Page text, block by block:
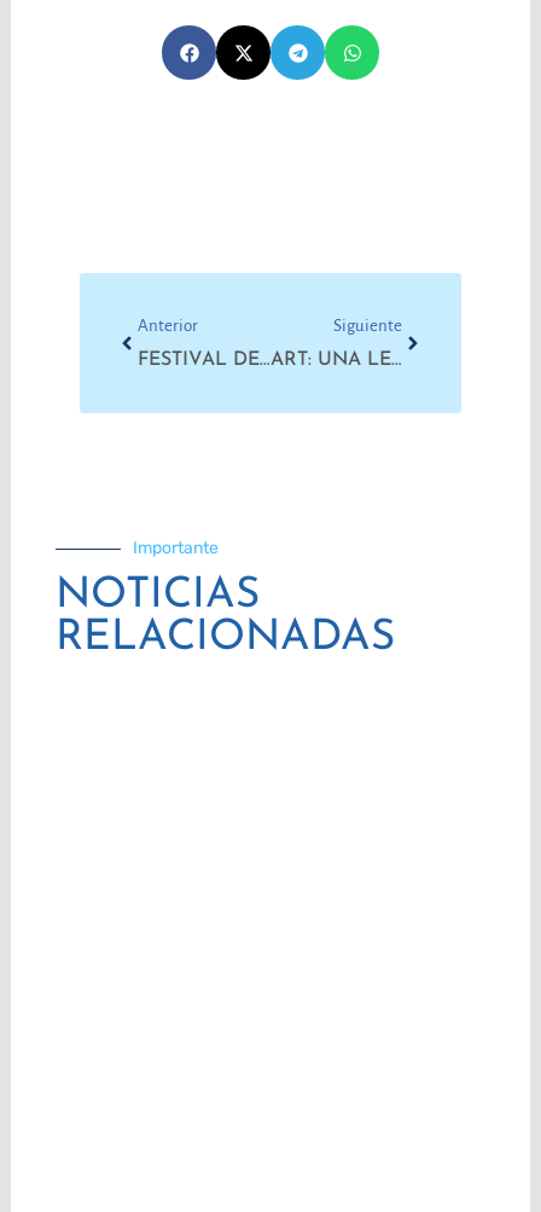
Anterior
FESTIVAL DE TRABAJADORES DEL TRÍPTICO DE LA INFANCIA
Siguiente
ART: UNA LEY DEL AJUSTE Y LA FLEXIBILIZACIÓN
Importante
NOTICIAS
RELACIONADAS